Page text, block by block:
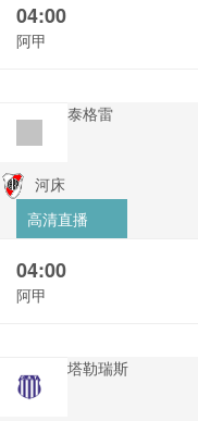
04:00
阿甲
泰格雷
河床
高清直播
04:00
阿甲
塔勒瑞斯